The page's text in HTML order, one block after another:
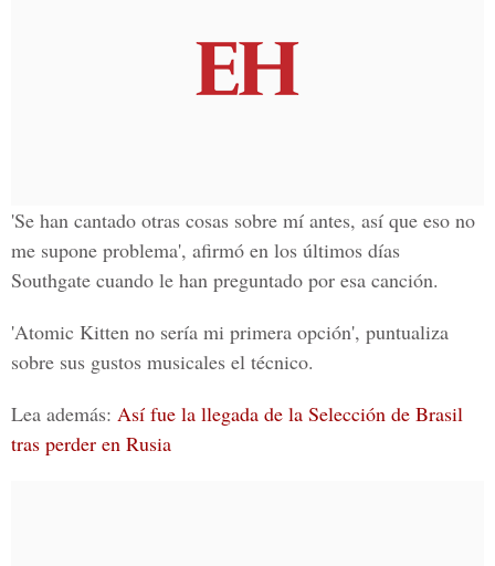
'Se han cantado otras cosas sobre mí antes, así que eso no
me supone problema', afirmó en los últimos días
Southgate cuando le han preguntado por esa canción.
'Atomic Kitten no sería mi primera opción', puntualiza
sobre sus gustos musicales el técnico.
Lea además: Así fue la llegada de la Selección de Brasil
tras perder en Rusia